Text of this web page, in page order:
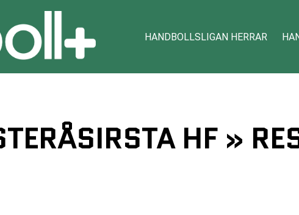
HANDBOLLSLIGAN HERRAR
HF »